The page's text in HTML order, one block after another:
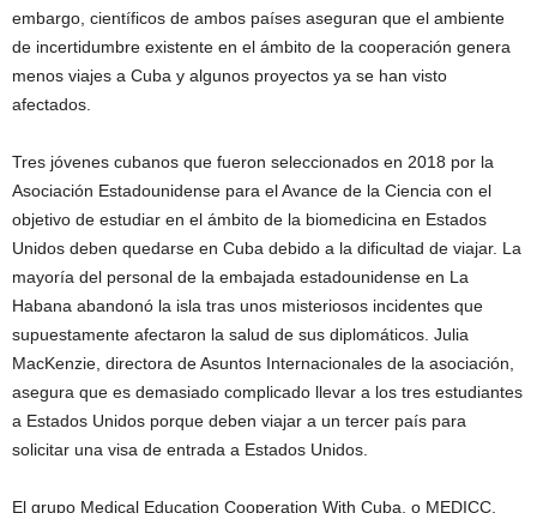
embargo, científicos de ambos países aseguran que el ambiente
de incertidumbre existente en el ámbito de la cooperación genera
menos viajes a Cuba y algunos proyectos ya se han visto
afectados.
Tres jóvenes cubanos que fueron seleccionados en 2018 por la
Asociación Estadounidense para el Avance de la Ciencia con el
objetivo de estudiar en el ámbito de la biomedicina en Estados
Unidos deben quedarse en Cuba debido a la dificultad de viajar. La
mayoría del personal de la embajada estadounidense en La
Habana abandonó la isla tras unos misteriosos incidentes que
supuestamente afectaron la salud de sus diplomáticos. Julia
MacKenzie, directora de Asuntos Internacionales de la asociación,
asegura que es demasiado complicado llevar a los tres estudiantes
a Estados Unidos porque deben viajar a un tercer país para
solicitar una visa de entrada a Estados Unidos.
El grupo Medical Education Cooperation With Cuba, o MEDICC,